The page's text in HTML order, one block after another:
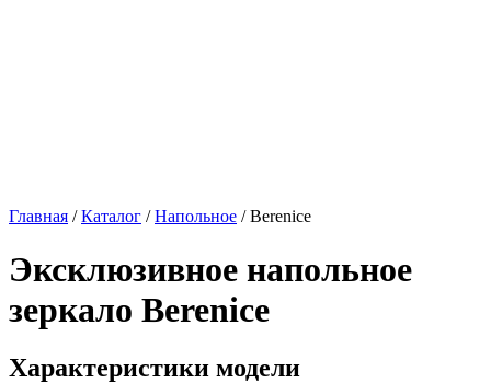
Главная /Каталог /Напольное /Berenice
Эксклюзивное напольное
зеркало Berenice
Характеристики модели